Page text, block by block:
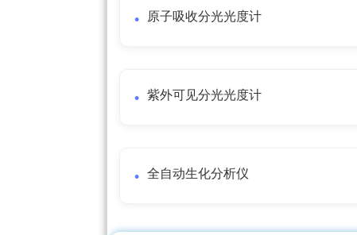
原子吸收分光光度计
紫外可见分光光度计
全自动生化分析仪